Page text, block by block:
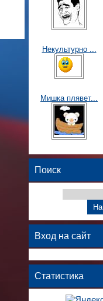
Некультурно ...
Мишка плявет...
Поиск
Вход на сайт
Статистика